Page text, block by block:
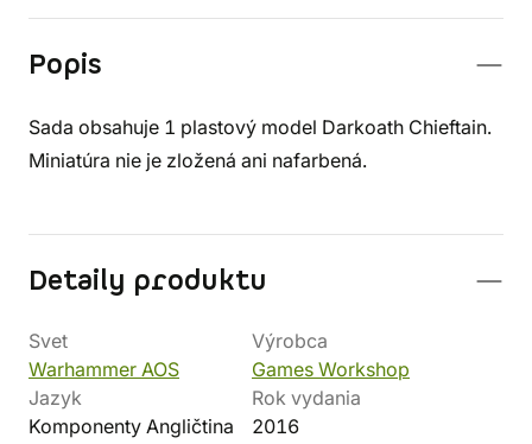
Popis
Sada obsahuje 1 plastový model Darkoath Chieftain.
Miniatúra nie je zložená ani nafarbená.
Detaily produktu
Svet
Warhammer AOS
Výrobca
Games Workshop
Jazyk
Komponenty Angličtina
Rok vydania
2016